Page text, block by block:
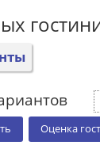
Оценка